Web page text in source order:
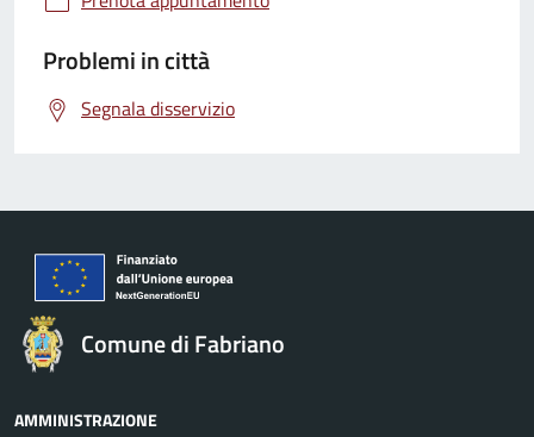
Problemi in città
Segnala disservizio
Comune di Fabriano
AMMINISTRAZIONE